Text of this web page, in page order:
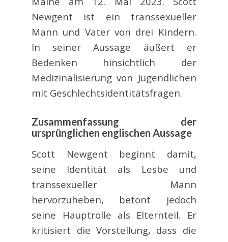
Newgent ist ein transsexueller
Mann und Vater von drei Kindern.
In seiner Aussage äußert er
Bedenken hinsichtlich der
Medizinalisierung von Jugendlichen
mit Geschlechtsidentitätsfragen.
Zusammenfassung der
ursprünglichen englischen Aussage
Scott Newgent beginnt damit,
seine Identität als Lesbe und
transsexueller Mann
hervorzuheben, betont jedoch
seine Hauptrolle als Elternteil. Er
kritisiert die Vorstellung, dass die